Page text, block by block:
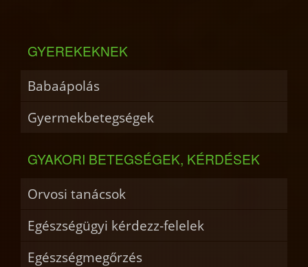
GYEREKEKNEK
Babaápolás
Gyermekbetegségek
GYAKORI BETEGSÉGEK, KÉRDÉSEK
Orvosi tanácsok
Egészségügyi kérdezz-felelek
Egészségmegőrzés